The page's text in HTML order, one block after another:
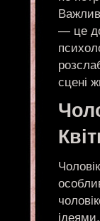
— це
сцені